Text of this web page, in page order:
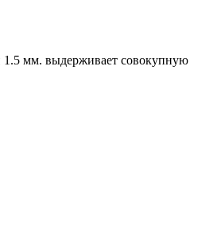
1.5 мм. выдерживает совокупную